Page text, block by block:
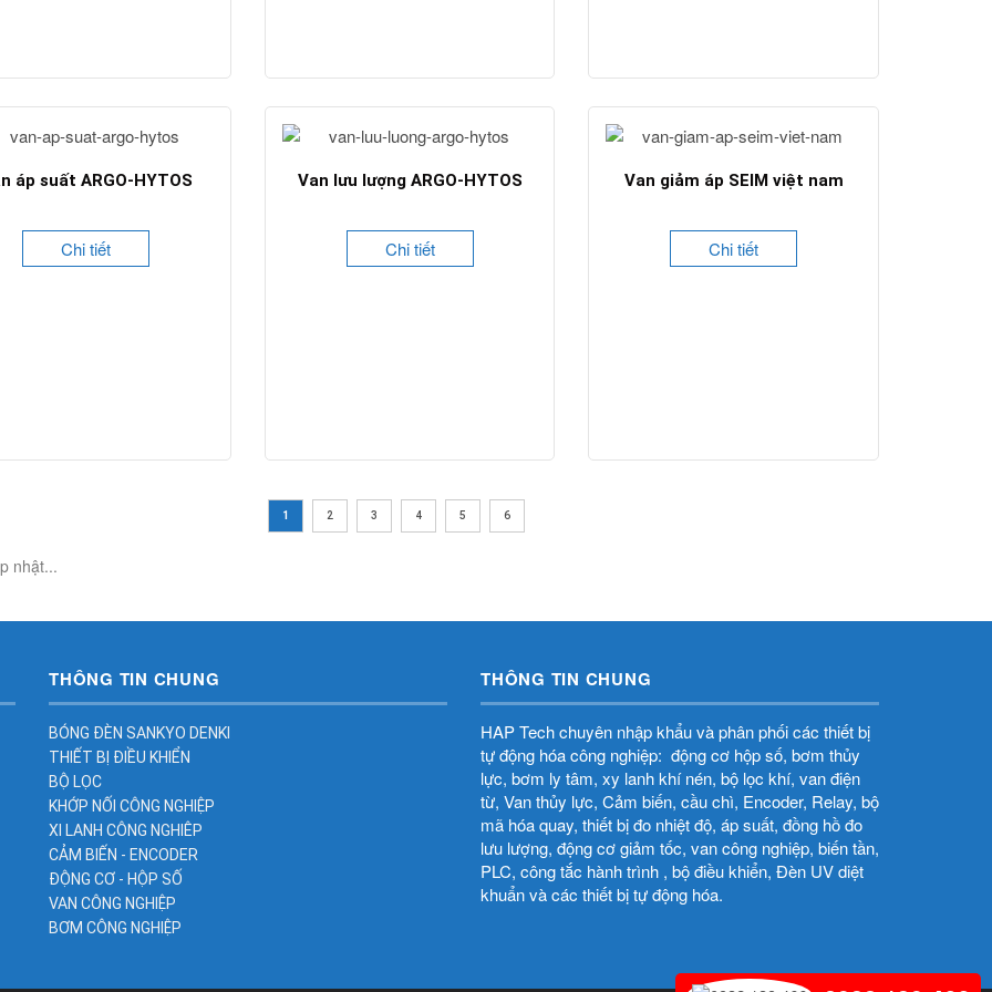
áp suất ARGO-HYTOS
Chi tiết
Van lưu lượng ARGO-HYTOS
Chi tiết
Van giảm áp SEIM việt nam
Chi tiết
1 2 3 4 5 6
nhật...
THÔNG TIN CHUNG
BÓNG ĐÈN SANKYO DENKI
THIẾT BỊ ĐIỀU KHIỂN
BỘ LỌC
KHỚP NỐI CÔNG NGHIỆP
XI LANH CÔNG NGHIÊP
CẢM BIẾN - ENCODER
ĐỘNG CƠ - HỘP SỐ
VAN CÔNG NGHIỆP
BƠM CÔNG NGHIỆP
THÔNG TIN CHUNG
HAP Tech chuyên nhập khẩu và phân phối các thiết bị
tự động hóa công nghiệp: động cơ hộp số, bơm thủy
lực, bơm ly tâm, xy lanh khí nén, bộ lọc khí, van điện
từ, Van thủy lực, Cảm biến, cầu chì, Encoder, Relay, bộ
mã hóa quay, thiết bị đo nhiệt độ, áp suất, đồng hồ đo
lưu lượng, động cơ giảm tốc, van công nghiệp, biến tần,
PLC, công tắc hành trình , bộ điều khiển, Đèn UV diệt
khuẩn và các thiết bị tự động hóa.